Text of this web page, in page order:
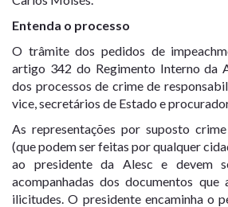
Entenda o processo
O trâmite dos pedidos de
artigo 342 do Regimento Interno da
dos processos de crime de
vice, secretários de Estado e
As representações por suposto
(que podem ser feitas por qualquer
ao presidente da Alesc e devem
acompanhadas dos documentos que
ilicitudes. O presidente encaminha o